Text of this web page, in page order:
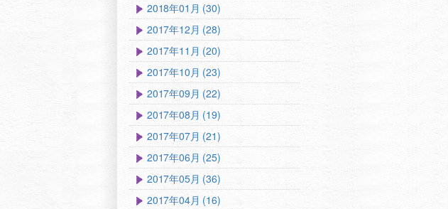
2018年01月 (30)
2017年12月 (28)
2017年11月 (20)
2017年10月 (23)
2017年09月 (22)
2017年08月 (19)
2017年07月 (21)
2017年06月 (25)
2017年05月 (36)
2017年04月 (16)